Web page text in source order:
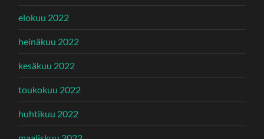
elokuu 2022
heinäkuu 2022
kesäkuu 2022
toukokuu 2022
huhtikuu 2022